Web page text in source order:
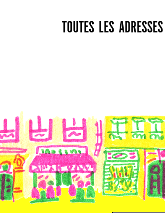
TOUTES LES ADRESSES